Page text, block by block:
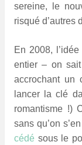
sereine, le
risqué d’autres
En 2008,
entier – on
accrochant un
lancer la clé
romantisme !)
sans qu’on
cédé sous le